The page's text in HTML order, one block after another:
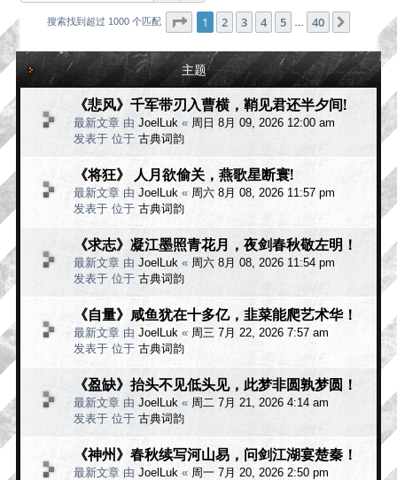
搜索找到超过 1000 个匹配 分页：1 40
1 2 3 4 5 40 下一页
主题
《悲风》千军带刃入曹横，鞘见君还半夕间!
最新文章 由 JoelLuk « 周日 8月 09, 2026 12:00 am
发表于 位于 古典词韵
《将狂》 人月欲偷关，燕歌星断寰!
最新文章 由 JoelLuk « 周六 8月 08, 2026 11:57 pm
发表于 位于 古典词韵
《求志》凝江墨照青花月，夜剑春秋敬左明！
最新文章 由 JoelLuk « 周六 8月 08, 2026 11:54 pm
发表于 位于 古典词韵
《自量》咸鱼犹在十多亿，韭菜能爬艺术华！
最新文章 由 JoelLuk « 周三 7月 22, 2026 7:57 am
发表于 位于 古典词韵
《盈缺》抬头不见低头见，此梦非圆孰梦圆！
最新文章 由 JoelLuk « 周二 7月 21, 2026 4:14 am
发表于 位于 古典词韵
《神州》春秋续写河山易，问剑江湖宴楚秦！
最新文章 由 JoelLuk « 周一 7月 20, 2026 2:50 pm